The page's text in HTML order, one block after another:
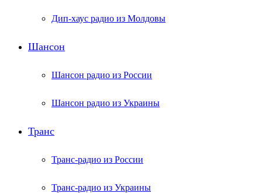
Дип-хаус радио из Молдовы
Шансон
Шансон радио из России
Шансон радио из Украины
Транс
Транс-радио из России
Транс-радио из Украины